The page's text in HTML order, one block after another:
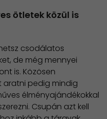
ötletek közül is
csodálatos
de még mennyei
is. Közösen
aratni pedig mindig
élményajándékokkal
Csupán azt kell